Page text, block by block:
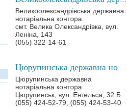
Великоолександрівська державна
нотаріальна контора.
смт. Велика Олександрівка, вул.
Леніна, 143
(055) 322-14-61
Цюрупинська державна
нотаріальна контора.
Цюрупинськ, вул. Енгельса, 32 Б
(055) 424-52-79, (055) 424-53-40